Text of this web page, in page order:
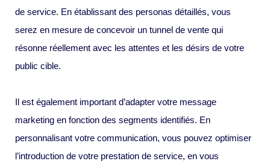
de service. En établissant des personas détaillés, vous
serez en mesure de concevoir un tunnel de vente qui
résonne réellement avec les attentes et les désirs de votre
public cible.
Il est également important d’adapter votre message
marketing en fonction des segments identifiés. En
personnalisant votre communication, vous pouvez optimiser
l’introduction de votre prestation de service, en vous